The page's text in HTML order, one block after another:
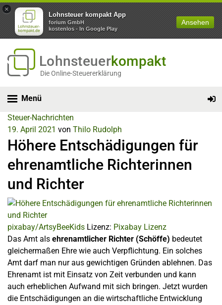
×
Lohnsteuer kompakt App
forium GmbH
kostenlos - In Google Play
Ansehen
Lohnsteuerkompakt
Die Online-Steuererklärung
Menü
Steuer-Nachrichten
19. April 2021 von Thilo Rudolph
Höhere Entschädigungen für
ehrenamtliche Richterinnen
und Richter
pixabay/ArtsyBeeKids Lizenz: Pixabay Lizenz
Das Amt als ehrenamtlicher Richter (Schöffe) bedeutet
gleichermaßen Ehre wie auch Verpflichtung. Ein solches
Amt darf man nur aus gewichtigen Gründen ablehnen. Das
Ehrenamt ist mit Einsatz von Zeit verbunden und kann
auch erheblichen Aufwand mit sich bringen. Jetzt wurden
die Entschädigungen an die wirtschaftliche Entwicklung